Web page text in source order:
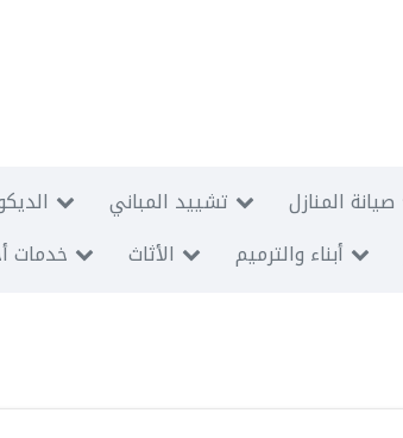
تشييد المباني صيانة المنازل
خدمات الأثاث أبناء والترميم